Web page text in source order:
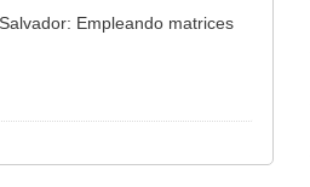
Empleando matrices